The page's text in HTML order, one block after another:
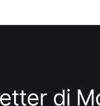
di